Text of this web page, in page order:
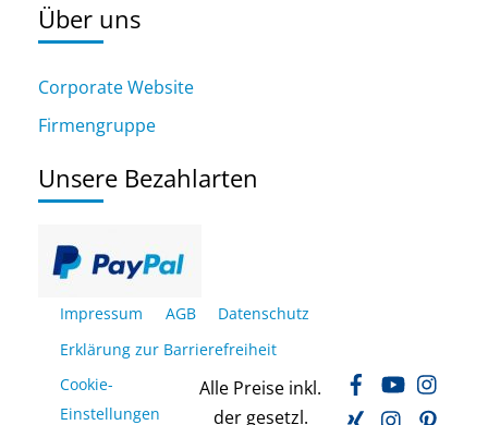
Über uns
Corporate Website
Firmengruppe
Unsere Bezahlarten
Impressum AGB
Datenschutz
Erklärung zur Barrierefreiheit
Cookie-
Einstellungen
Alle Preise inkl.
der gesetzl.
FacebookYouTube
Xing
LinkedIn